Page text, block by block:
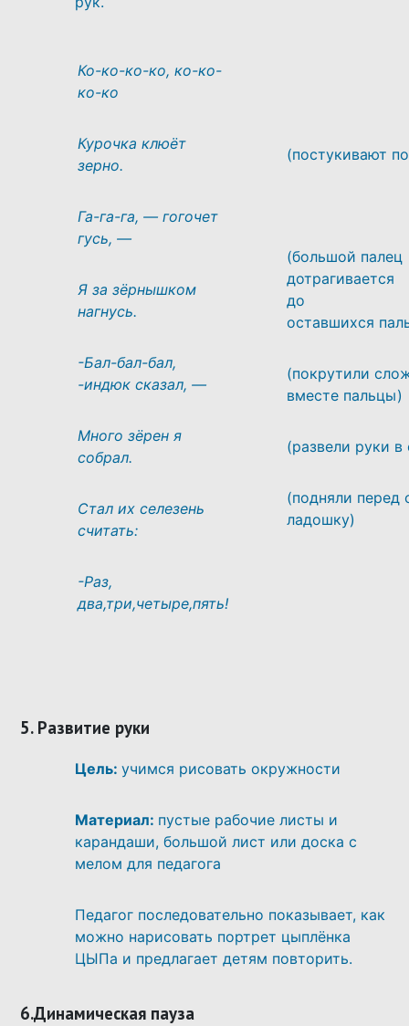
Ко-ко-ко-ко, ко-ко-
ко-ко
Курочка клюёт
зерно.
Га-га-га, — гогочет
гусь, —
Я за зёрнышком
нагнусь.
-Бал-бал-бал,
-индюк сказал, —
Много зёрен я
собрал.
Стал их селезень
считать:
-Раз,
два,три,четыре,пять!
(постукивают
(большой палец
дотрагивается
оставшихся
(покрутили
вместе пальцы)
(развели руки
(подняли перед
ладошку)
5. Развитие руки
Цель:учимся рисовать окружности
Материал: пустые рабочие листы и
карандаши, большой лист или доска с
мелом для педагога
Педагог последовательно показывает, как
можно нарисовать портрет цыплёнка
ЦЫПа и предлагает детям повторить.
6.Динамическая пауза